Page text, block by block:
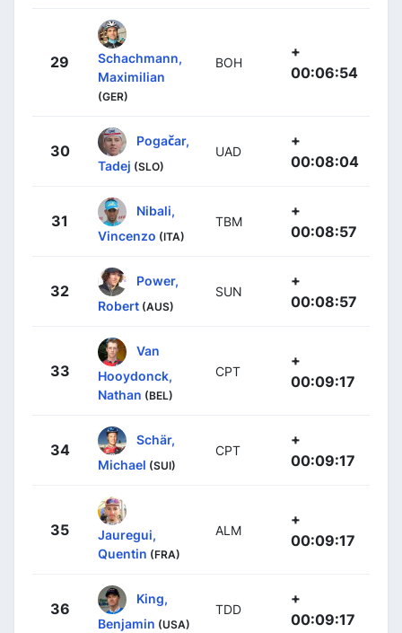
29
Schachmann,
Maximilian
(GER)
BOH
+
00:06:54
30
Pogačar,
Tadej (SLO)
UAD
+
00:08:04
31
Nibali,
Vincenzo (ITA)
TBM
+
00:08:57
32
Power,
Robert (AUS)
SUN
+
00:08:57
33
Van
Hooydonck,
Nathan (BEL)
CPT
+
00:09:17
34
Schär,
Michael (SUI)
CPT
+
00:09:17
35
Jauregui,
Quentin (FRA)
ALM
+
00:09:17
36
King,
Benjamin (USA)
TDD
+
00:09:17